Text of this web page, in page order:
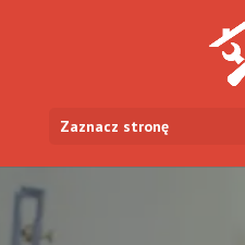
Zaznacz stronę